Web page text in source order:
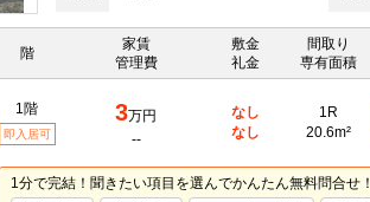
階
家賃
管理費
敷金
礼金
間取り
専有面積
1階
即入居可
3万円
--
なし
なし
1R
20.6m²
1分で完結！聞きたい項目を選んでかんたん無料問合せ！